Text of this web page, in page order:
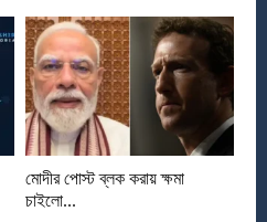
মোদীর পোস্ট ব্লক করায় ক্ষমা
চাইলো...